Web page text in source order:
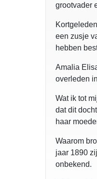
grootvader
een zusje
hebben
Amalia
overleden
Wat ik tot
dat dit
haar
Waarom
jaar 1890
onbekend.